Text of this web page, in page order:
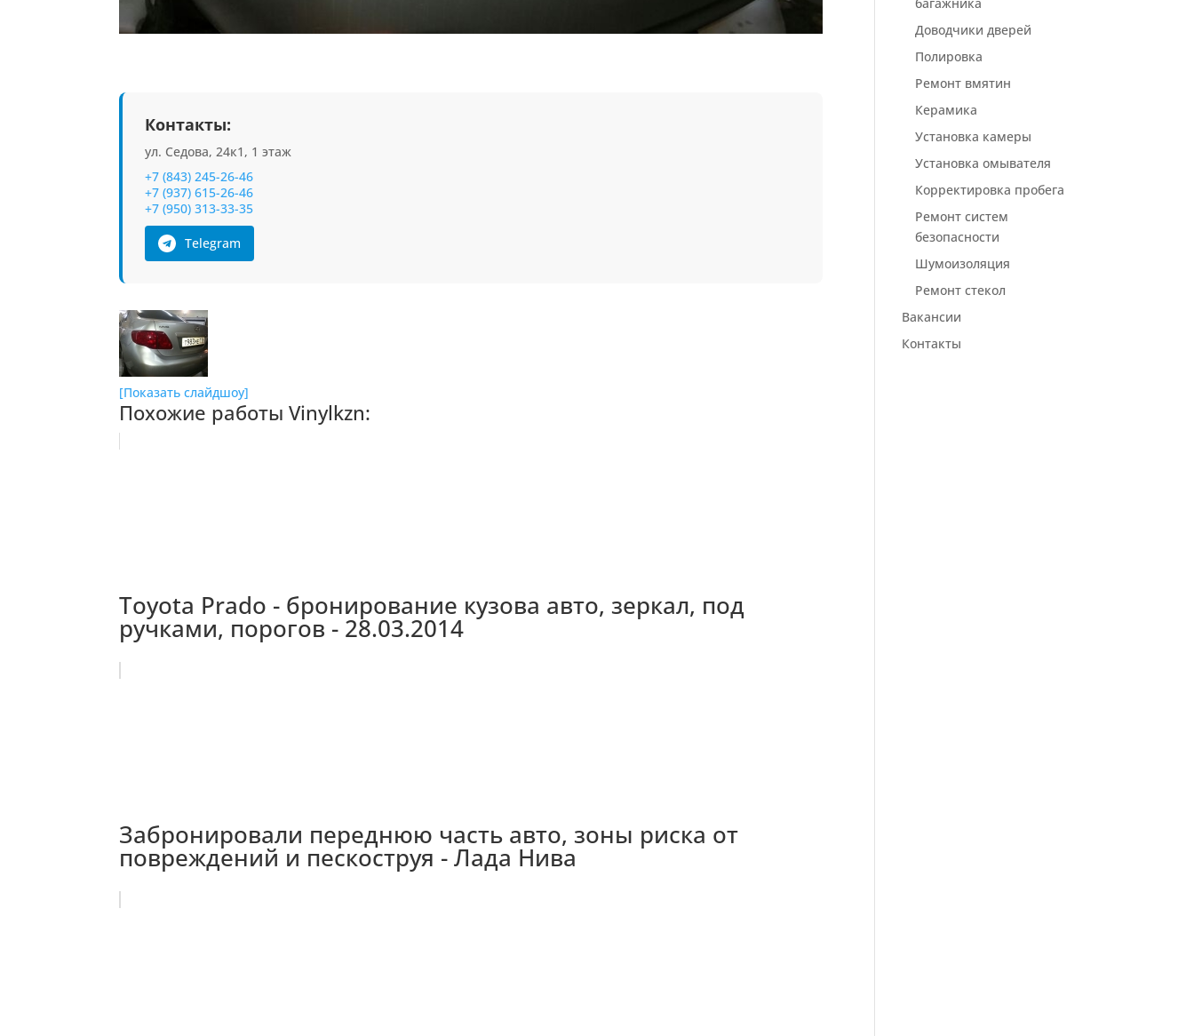
Контакты:
ул. Седова, 24к1, 1 этаж
+7 (843) 245-26-46
+7 (937) 615-26-46
+7 (950) 313-33-35
Telegram
[Показать слайдшоу]
Похожие работы Vinylkzn:
Toyota Prado - бронирование кузова авто, зеркал, под
ручками, порогов - 28.03.2014
Забронировали переднюю часть авто, зоны риска от
повреждений и пескоструя - Лада Нива
Доводчики дверей
Полировка
Ремонт вмятин
Керамика
Установка камеры
Установка омывателя
Корректировка пробега
Ремонт систем
безопасности
Шумоизоляция
Ремонт стекол
Вакансии
Контакты